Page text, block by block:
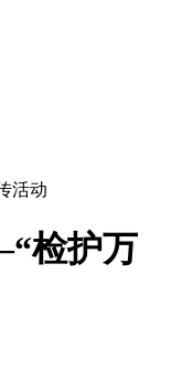
活动
检护万